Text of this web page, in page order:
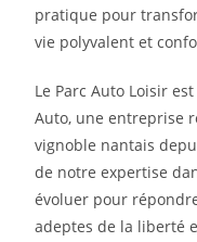
pratique pour
vie polyvalent et
Le Parc Auto Loisir
Auto, une entreprise
vignoble nantais
de notre expertise
évoluer pour
adeptes de la liberté